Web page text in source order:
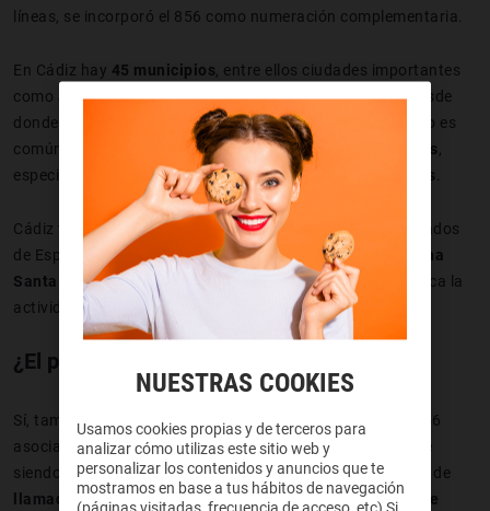
líneas, se incorporó el 856 como numeración complementaria.
En Cádiz hay 45 municipios , entre ellos ciudades importantes
como
Jerez de la Frontera, Cádiz capital o Algeciras, desde
donde es habitual recibir llamadas con este prefijo. Su uso es
común tanto entre
particularescomo ennegocios locales
especialmente en sectores como elturismo servicios
Cádiz también es uno de los destinos turísticos más visitados
de España, con picos de actividad duranteverano, Semana
Santa y los famosos Carnavales de Cádiz, lo que multiplica la
actividad telefónica desde esta provincia.
¿El prefijo 856 se usa en Ceuta?
Sí, también es posible encontrar números con el prefijo 856
asociados aCeuta, aunque su distribución principal sigue
siendo en la provincia de Cádiz. En ambos casos, se trata de
llamadas nacionales, por lo que no implican ningún coste
NUESTRAS COOKIES
Usamos cookies propias y de terceros para
analizar cómo utilizas este sitio web y
personalizar los contenidos y anuncios que te
mostramos en base a tus hábitos de navegación